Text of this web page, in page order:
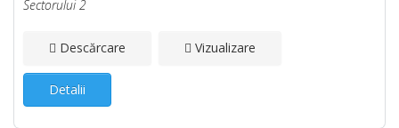
Sectorului 2
Descărcare Vizualizare
Detalii